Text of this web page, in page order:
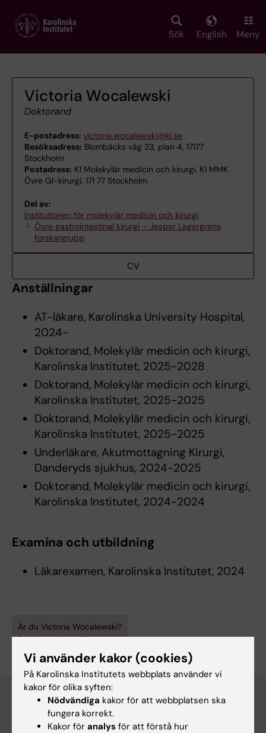
main
Sök English Meny
Victoria Wocalewski
Doktorand
E-postadress: victoria.wocalewski@ki.se
Besöksadress: Blombäcks väg 23, plan 4, 17177
Stockholm
Postadress: K1 Molekylär medicin och kirurgi, K1 MMK
Övre GI-kirurgi, 171 77 Stockholm
Del av:
Institutionen för molekylär medicin och kirurgi
Övre gastrointestinal kirurgi – Jesper Lagergrens
forskargrupp
CV
Anställningar
AT-läkare, Karolinska University Hospital,
2024-
Doktorand, Molekylär medicin och kirurgi,
Karolinska Institutet, 2025-2028
Doktorand, Molekylär medicin och kirurgi,
Karolinska Institutet, 2025-2025
Doktorand, Molekylär medicin och kirurgi,
Karolinska Institutet, 2025-2025
Underläkare, Akutmottagning Kirurgi,
Danderyds sjukhus, 2024-2025
Doktorand, Molekylär medicin och kirurgi,
Karolinska Institutet, 2024-2024
Examina och utbildning
Läkarexamen, Karolinska Institutet, 2024
Är du Victoria Wocalewski?
Redigera din profil
Huvudmeny
Vi använder kakor (cookies)
På Karolinska Institutets webbplats använder vi
kakor för olika syften:
Nödvändiga kakor för att webbplatsen ska
fungera korrekt.
Kakor för analys för att förstå hur